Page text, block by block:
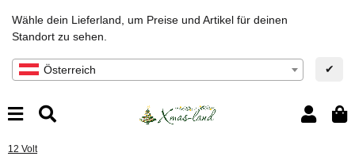
Wähle dein Lieferland, um Preise und Artikel für deinen
Standort zu sehen.
Österreich ✔
12 Volt